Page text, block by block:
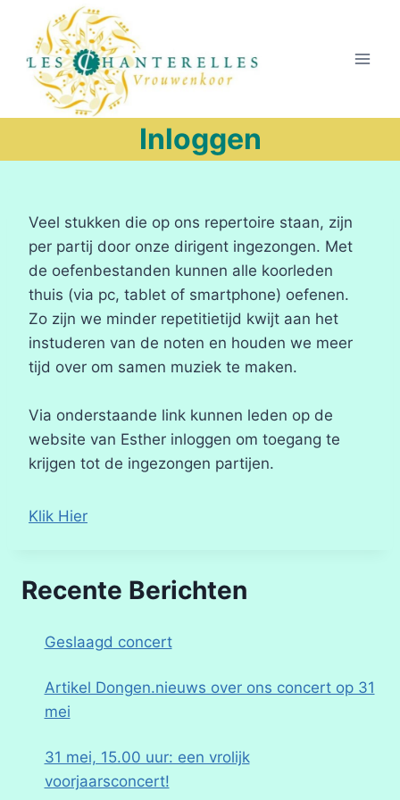
Doorgaan
inhoud
Inloggen
Veel stukken die op ons repertoire staan, zijn
per partij door onze dirigent ingezongen. Met
de oefenbestanden kunnen alle koorleden
thuis (via pc, tablet of smartphone) oefenen.
Zo zijn we minder repetitietijd kwijt aan het
instuderen van de noten en houden we meer
tijd over om samen muziek te maken.
Via onderstaande link kunnen leden op de
website van Esther inloggen om toegang te
krijgen tot de ingezongen partijen.
Klik Hier
Recente Berichten
Geslaagd concert
Artikel Dongen.nieuws over ons concert op 31
mei
31 mei, 15.00 uur: een vrolijk
voorjaarsconcert!